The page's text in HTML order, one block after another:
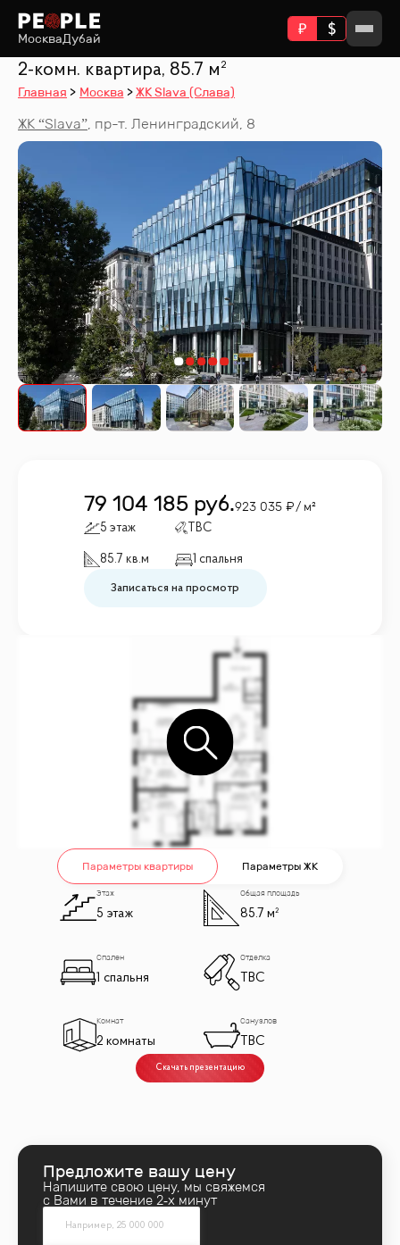
МоскваДубай
2-комн. квартира, 85.7 м²
Главная Москва ЖК Slava (Слава)
ЖК “Slava”, пр-т. Ленинградский, 8
79 104 185 руб.923 035 / м²
5 этаж TBC
85.7 кв.м 1 спальня
Записаться на просмотр
Параметры квартиры Параметры ЖК
Этаж
5 этаж
Общая площадь
85.7 м²
Спален
1 спальня
Отделка
TBC
Комнат
2 комнаты
Санузлов
TBC
Скачать презентацию
Предложите вашу цену
Напишите свою цену, мы свяжемся
с Вами в течение 2‑х минут